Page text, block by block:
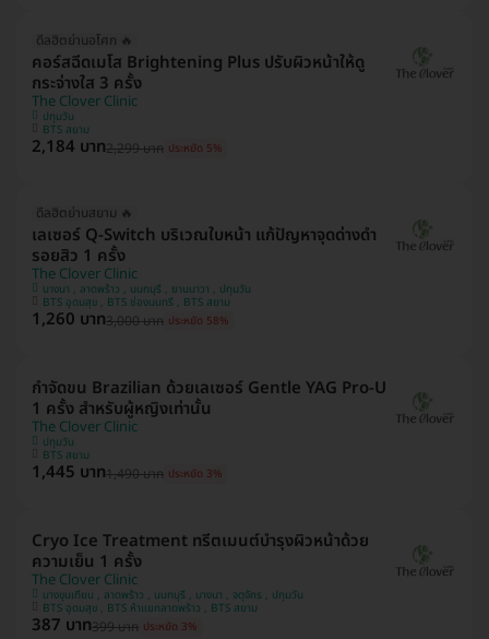
ดีลฮิตย่านอโศก 🔥
คอร์สฉีดเมโส Brightening Plus ปรับผิวหน้าให้ดู
กระจ่างใส 3 ครั้ง
The Clover Clinic
ปทุมวัน
BTS สยาม
2,184 บาท2,299 บาท ประหยัด 5%
ดีลฮิตย่านสยาม 🔥
เลเซอร์ Q-Switch บริเวณใบหน้า แก้ปัญหาจุดด่างดำ
รอยสิว 1 ครั้ง
The Clover Clinic
บางนา , ลาดพร้าว , นนทบุรี , ยานนาวา , ปทุมวัน
BTS อุดมสุข , BTS ช่องนนทรี , BTS สยาม
1,260 บาท3,000 บาท ประหยัด 58%
กำจัดขน Brazilian ด้วยเลเซอร์ Gentle YAG Pro-U
1 ครั้ง สำหรับผู้หญิงเท่านั้น
The Clover Clinic
ปทุมวัน
BTS สยาม
1,445 บาท1,490 บาท ประหยัด 3%
Cryo Ice Treatment ทรีตเมนต์บำรุงผิวหน้าด้วย
ความเย็น 1 ครั้ง
The Clover Clinic
บางขุนเทียน , ลาดพร้าว , นนทบุรี , บางนา , จตุจักร , ปทุมวัน
BTS อุดมสุข , BTS ห้าแยกลาดพร้าว , BTS สยาม
387 บาท399 บาท ประหยัด 3%